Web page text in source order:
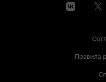
Правила